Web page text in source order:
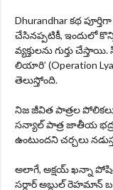
Dhurandhar కథ
చేసినప్పటికీ, ఇందులో
వ్యక్తులను గుర్తు
లియారి’ (Operation
తెలుస్తోంది.
నిజ జీవిత పాత్రల
సన్యాల్ పాత్ర జాతీయ
ఉంటుందని చర్చలు
అలాగే, అక్షయ్ ఖన్నా
సర్దార్ అబ్దుల్